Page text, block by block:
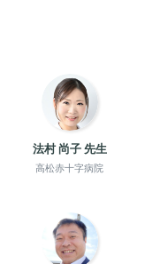
法村 尚子 先生
高松赤十字病院